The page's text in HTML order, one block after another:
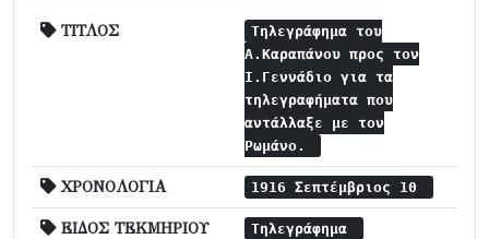
ΤΙΤΛΟΣ
Τηλεγράφημα του
Α.Καραπάνου προς τον
Ι.Γεννάδιο για τα
τηλεγραφήματα που
αντάλλαξε με τον
Ρωμάνο.
ΧΡΟΝΟΛΟΓΙΑ 1916 Σεπτέμβριος 10
ΕΙΔΟΣ ΤΕΚΜΗΡΙΟΥ Τηλεγράφημα